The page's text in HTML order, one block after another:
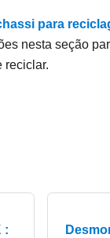
para
nesta seção
reciclar.
: